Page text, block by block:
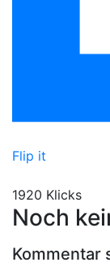
Flip it
1920 Klicks
Noch
Kommentar